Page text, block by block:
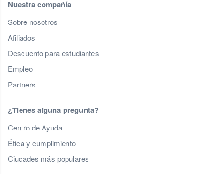
Nuestra compañía
Sobre nosotros
Afiliados
Descuento para estudiantes
Empleo
Partners
¿Tienes alguna pregunta?
Centro de Ayuda
Ética y cumplimiento
Ciudades más populares